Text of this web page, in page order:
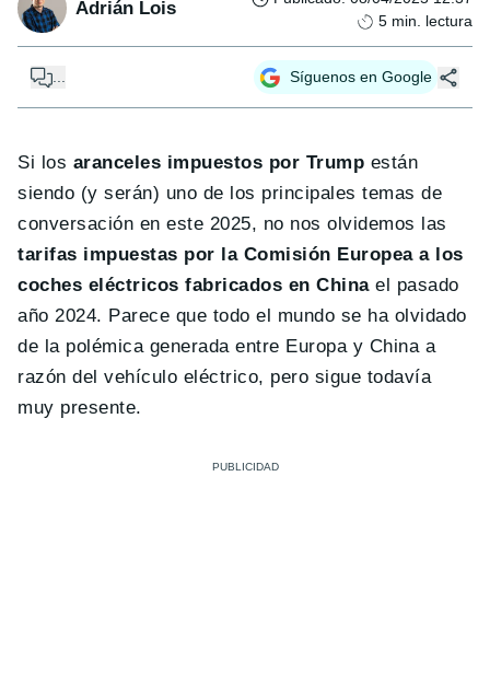
Adrián Lois
5 min. lectura
... Síguenos en Google
Si los aranceles impuestos por Trump están
siendo (y serán) uno de los principales temas de
conversación en este 2025, no nos olvidemos las
tarifas impuestas por la Comisión Europea a los
coches eléctricos fabricados en Chinael pasado
año 2024. Parece que todo el mundo se ha olvidado
de la polémica generada entre Europa y China a
razón del vehículo eléctrico, pero sigue todavía
muy presente.